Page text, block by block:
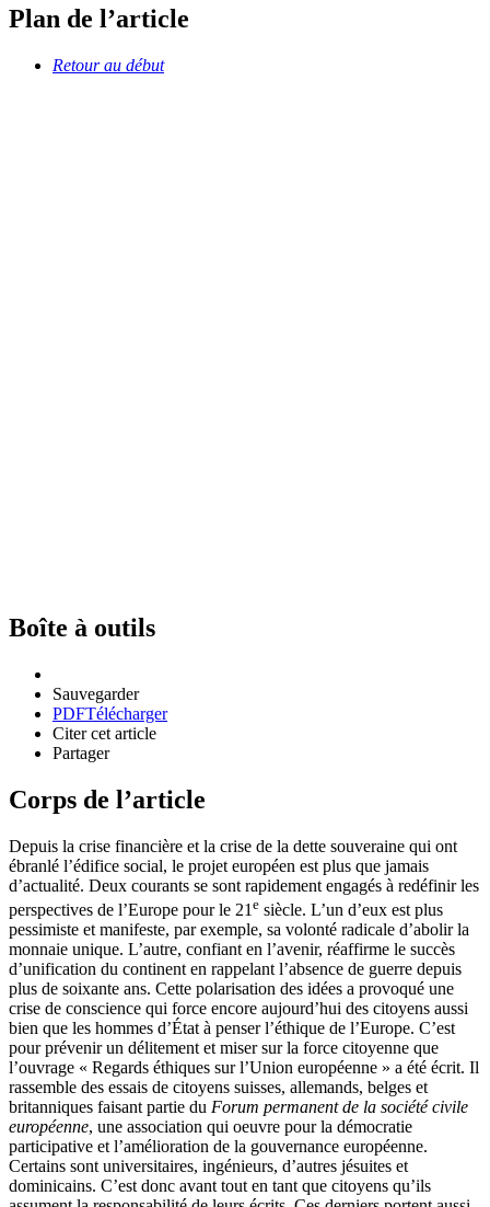
Plan de l’article
Retour au début
Boîte à outils
Sauvegarder
PDFTélécharger
Citer cet article
Partager
Corps de l’article
Depuis la crise financière et la crise de la dette souveraine qui ont
ébranlé l’édifice social, le projet européen est plus que jamais
d’actualité. Deux courants se sont rapidement engagés à redéfinir les
perspectives de l’Europe pour le 21 e siècle. L’un d’eux est plus
pessimiste et manifeste, par exemple, sa volonté radicale d’abolir la
monnaie unique. L’autre, confiant en l’avenir, réaffirme le succès
d’unification du continent en rappelant l’absence de guerre depuis
plus de soixante ans. Cette polarisation des idées a provoqué une
crise de conscience qui force encore aujourd’hui des citoyens aussi
bien que les hommes d’État à penser l’éthique de l’Europe. C’est
pour prévenir un délitement et miser sur la force citoyenne que
l’ouvrage « Regards éthiques sur l’Union européenne » a été écrit. Il
rassemble des essais de citoyens suisses, allemands, belges et
britanniques faisant partie du Forum permanent de la société civile
européenne, une association qui oeuvre pour la démocratie
participative et l’amélioration de la gouvernance européenne.
Certains sont universitaires, ingénieurs, d’autres jésuites et
dominicains. C’est donc avant tout en tant que citoyens qu’ils